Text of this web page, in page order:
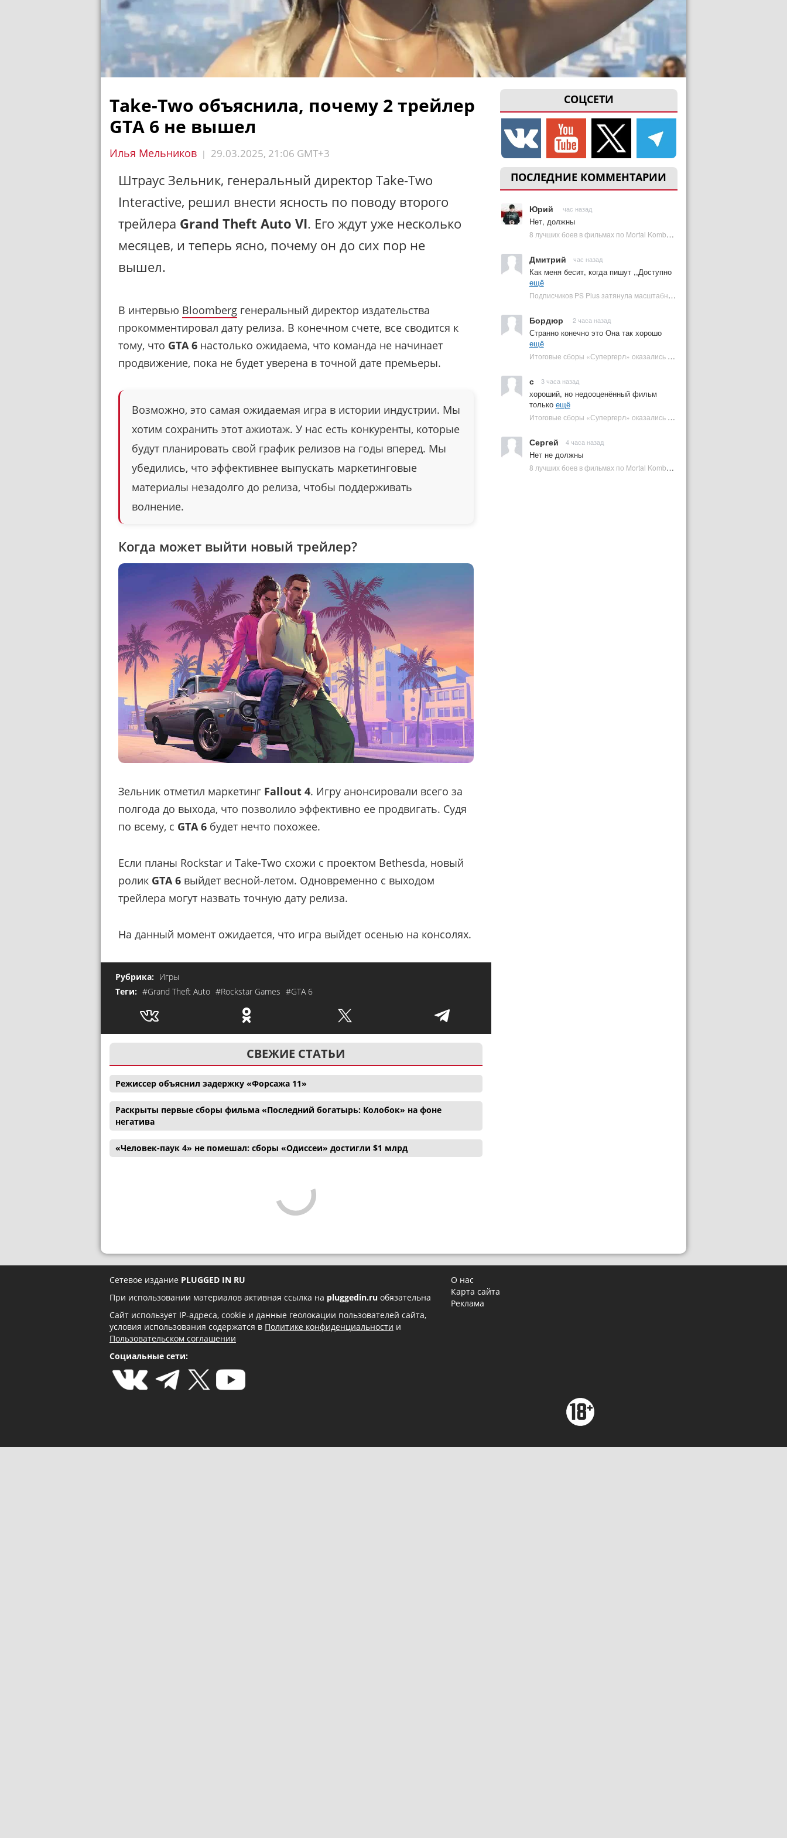
СОЦСЕТИ
ПОСЛЕДНИЕ КОММЕНТАРИИ
Юрий час назад
Нет, должны
8 лучших боев в фильмах по Mortal Kombat: от «Смертельной битвы» до «Мортал Комбат 2» | Plugged In Ru
Дмитрий час назад
Как меня бесит, когда пишут ,,Доступно
ещё
Подписчиков PS Plus затянула масштабная RPG в духе Skyrim, которая доступна бесплатно | Plugged In Ru
Бордюр 2 часа назад
Странно конечно это Она так хорошо
ещё
Итоговые сборы «Супергерл» оказались худшими для DC за два десятилетия | Plugged In Ru
с 3 часа назад
хороший, но недооценённый фильм
только ещё
Итоговые сборы «Супергерл» оказались худшими для DC за два десятилетия | Plugged In Ru
Сергей 4 часа назад
Нет не должны
8 лучших боев в фильмах по Mortal Kombat: от «Смертельной битвы» до «Мортал Комбат 2» | Plugged In Ru
Take-Two объяснила, почему 2 трейлер
GTA 6 не вышел
Илья Мельников | 29.03.2025, 21:06 GMT+3
Штраус Зельник, генеральный директор Take-Two
Interactive, решил внести ясность по поводу второго
трейлера Grand Theft Auto VI. Его ждут уже несколько
месяцев, и теперь ясно, почему он до сих пор не
вышел.
В интервью Bloomberg генеральный директор издательства
прокомментировал дату релиза. В конечном счете, все сводится к
тому, что GTA 6 настолько ожидаема, что команда не начинает
продвижение, пока не будет уверена в точной дате премьеры.
Возможно, это самая ожидаемая игра в истории индустрии. Мы
хотим сохранить этот ажиотаж. У нас есть конкуренты, которые
будут планировать свой график релизов на годы вперед. Мы
убедились, что эффективнее выпускать маркетинговые
материалы незадолго до релиза, чтобы поддерживать
волнение.
Когда может выйти новый трейлер?
Зельник отметил маркетинг Fallout 4. Игру анонсировали всего за
полгода до выхода, что позволило эффективно ее продвигать. Судя
по всему, с GTA 6 будет нечто похожее.
Если планы Rockstar и Take-Two схожи с проектом Bethesda, новый
ролик GTA 6 выйдет весной-летом. Одновременно с выходом
трейлера могут назвать точную дату релиза.
На данный момент ожидается, что игра выйдет осенью на консолях.
Рубрика: Игры
Теги: #Grand Theft Auto #Rockstar Games #GTA 6
СВЕЖИЕ СТАТЬИ
Режиссер объяснил задержку «Форсажа 11»
Раскрыты первые сборы фильма «Последний богатырь: Колобок» на фоне
негатива
«Человек-паук 4» не помешал: сборы «Одиссеи» достигли $1 млрд
Сетевое издание PLUGGED IN RU
При использовании материалов активная ссылка на pluggedin.ru обязательна
Сайт использует IP-адреса, cookie и данные геолокации пользователей сайта,
условия использования содержатся в Политике конфиденциальности и
Пользовательском соглашении
Социальные сети:
О нас
Карта сайта
Реклама